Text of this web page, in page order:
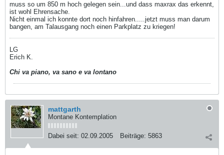
muss so um 850 m hoch gelegen sein...und dass maxrax das erkennt,
ist wohl Ehrensache.
Nicht einmal ich konnte dort noch hinfahren.....jetzt muss man darum
bangen, am Talausgang noch einen Parkplatz zu kriegen!
LG
Erich K.
Chi va piano, va sano e va lontano
mattgarth
Montane Kontemplation
Dabei seit: 02.09.2005 Beiträge: 5863